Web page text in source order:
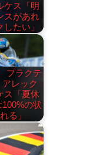
ケス「明
スがあれ
たい」
プラクテ
レック
ス「夏休
の状
る」